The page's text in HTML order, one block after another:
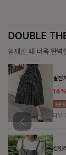
SOFT
살랑이는 가벼움, 입
첼스
10%
리뷰
맨튼